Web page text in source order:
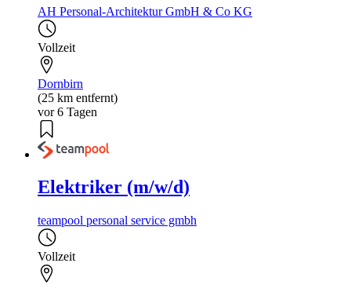
AH Personal-Architektur GmbH & Co KG
Vollzeit
Dornbirn
(25 km entfernt)
vor 6 Tagen
Elektriker (m/w/d)
teampool personal service gmbh
Vollzeit